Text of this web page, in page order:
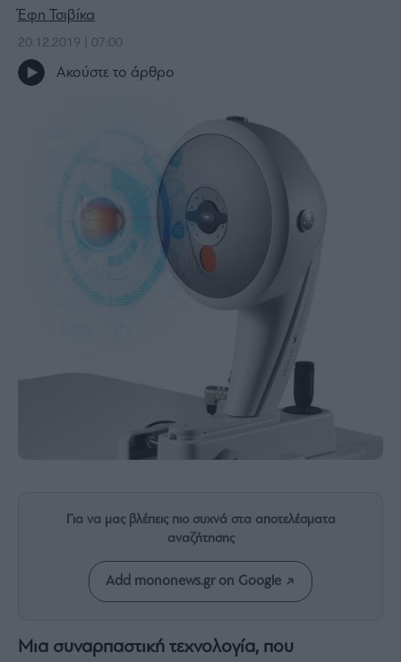
Story
Media
Winners
&
Mononews2030
Architecture
Fashion
Έφη Τσιβίκα
20.12.2019 | 07:00
Ακούστε το άρθρο
Για να μας βλέπεις πιο συχνά στα αποτελέσματα
αναζήτησης
Add mononews.gr on Google
Μια συναρπαστική τεχνολογία, που